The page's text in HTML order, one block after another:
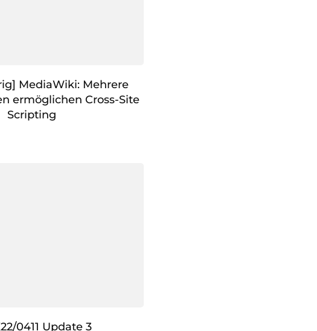
MediaWiki: Mehrere
ermöglichen Cross-Site
Scripting
0411 Update 3